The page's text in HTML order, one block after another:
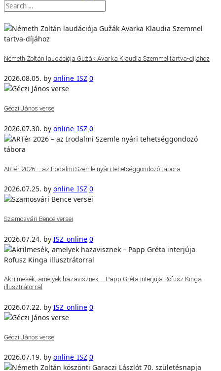
Németh Zoltán laudációja Gužák Avarka Klaudia Szemmel tartva-díjához
2026.08.05. by online_ISZ 0
Géczi János verse
2026.07.30. by online_ISZ 0
ARTér 2026 – az Irodalmi Szemle nyári tehetséggondozó tábora
2026.07.25. by online_ISZ 0
Szamosvári Bence versei
2026.07.24. by ISZ_online 0
Akrilmesék, amelyek hazavisznek – Papp Gréta interjúja Rofusz Kinga
illusztrátorral
2026.07.22. by ISZ_online 0
Géczi János verse
2026.07.19. by online_ISZ 0